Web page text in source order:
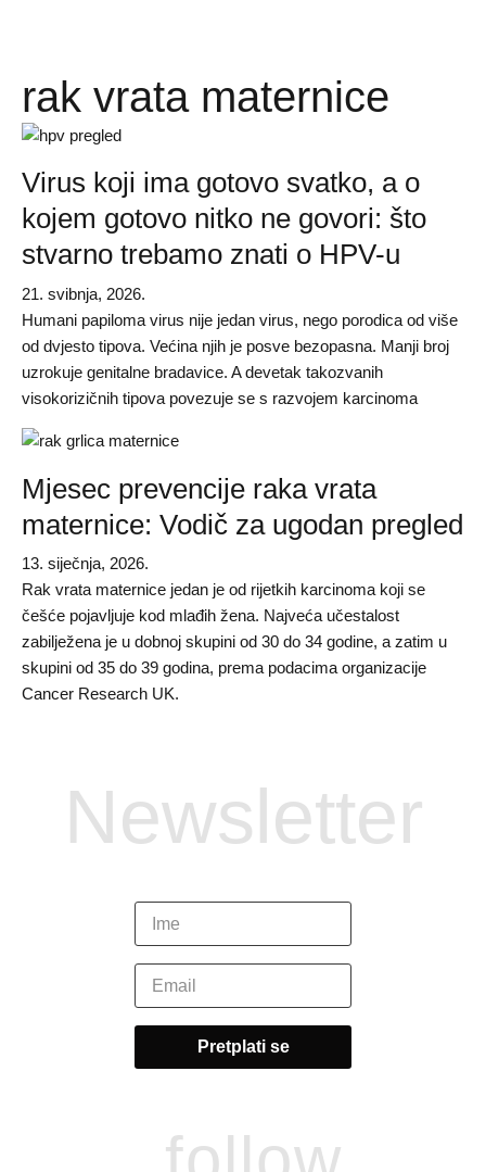
rak vrata maternice
Virus koji ima gotovo svatko, a o
kojem gotovo nitko ne govori: što
stvarno trebamo znati o HPV-u
21. svibnja, 2026.
Humani papiloma virus nije jedan virus, nego porodica od više
od dvjesto tipova. Većina njih je posve bezopasna. Manji broj
uzrokuje genitalne bradavice. A devetak takozvanih
visokorizičnih tipova povezuje se s razvojem karcinoma
Mjesec prevencije raka vrata
maternice: Vodič za ugodan pregled
13. siječnja, 2026.
Rak vrata maternice jedan je od rijetkih karcinoma koji se
češće pojavljuje kod mlađih žena. Najveća učestalost
zabilježena je u dobnoj skupini od 30 do 34 godine, a zatim u
skupini od 35 do 39 godina, prema podacima organizacije
Cancer Research UK.
Newsletter